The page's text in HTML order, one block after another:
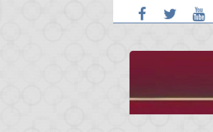
  
بسبب خلافات على الأجرة